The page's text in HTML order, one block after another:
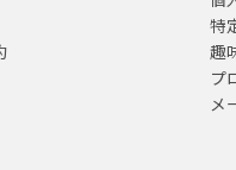
特
趣
プ
メ